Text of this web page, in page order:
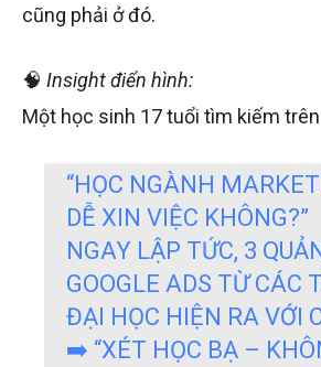
cũng phải ở đó.
🧠 Insight điển hình:
Một học sinh 17 tuổi tìm kiếm trên
“HỌC NGÀNH
DỄ XIN VIỆC KHÔNG?”
NGAY LẬP TỨC, 3
GOOGLE ADS TỪ CÁC
ĐẠI HỌC HIỆN RA VỚI
➡️ “XÉT HỌC BẠ –